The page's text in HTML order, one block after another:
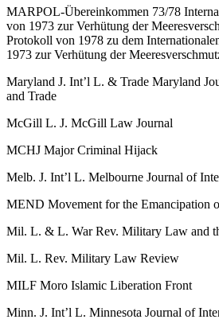
MARPOL-​Übereinkommen 73/​78
von 1973 zur Verhütung der
Protokoll von 1978 zu dem
1973 zur Verhütung der
Maryland J. Int’l L. & Trade Maryland
and Trade
McGill L. J. McGill Law Journal
MCHJ Major Criminal Hijack
Melb. J. Int’l L. Melbourne Journal of
MEND Movement for the Emancipation
Mil. L. & L. War Rev. Military Law and
Mil. L. Rev. Military Law Review
MILF Moro Islamic Liberation Front
Minn. J. Int’l L. Minnesota Journal of